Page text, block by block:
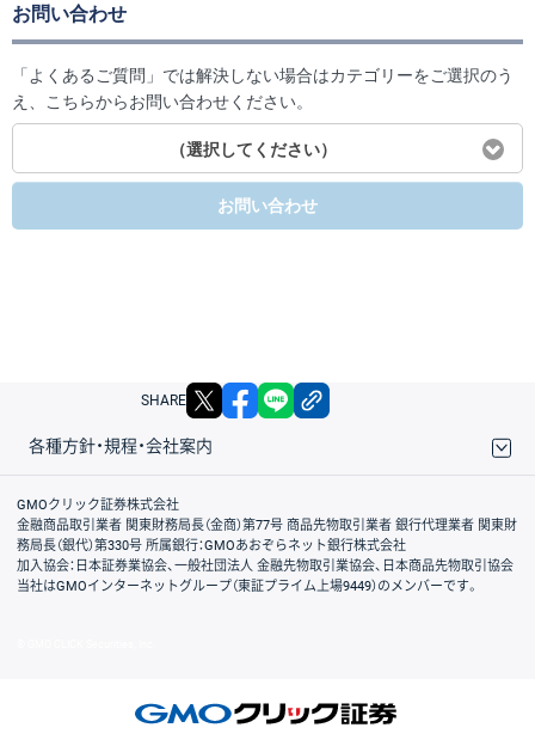
お問い合わせ
「よくあるご質問」では解決しない場合はカテゴリーをご選択のう
え、こちらからお問い合わせください。
（選択してください）
お問い合わせ
SHARE X facebook
各種方針・規程・会社案内
取引規程・約款
サイトマップ
その他のご案内
個人情報保護方針
最良執行方針
サイトのご利用について
ディスクレイマー
信託保全
リスク説明
会社案内
GMOクリック証券株式会社
金融商品取引業者 関東財務局長（金商）第77号 商品先物取引業者 銀行代理業者 関東財
務局長（銀代）第330号 所属銀行：GMOあおぞらネット銀行株式会社
加入協会：日本証券業協会、一般社団法人 金融先物取引業協会、日本商品先物取引協会
当社はGMOインターネットグループ（東証プライム上場9449）のメンバーです。